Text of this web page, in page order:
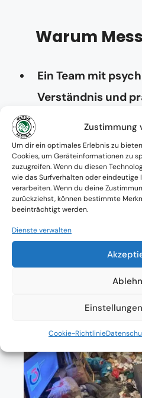
Zustimmung
Um dir ein optimales Erlebnis zu
Cookies, um Geräteinformationen zu
zuzugreifen. Wenn du diesen
wie das Surfverhalten oder eindeutige
verarbeiten. Wenn du deine
zurückziehst, können bestimmte
beeinträchtigt werden.
Dienste verwalten
Cookie-Richtlinie
Warum
Ein Team mit
Verständnis und
Verfügbarkeit:
Absolute
Zusammenarbeit
Einverständnis